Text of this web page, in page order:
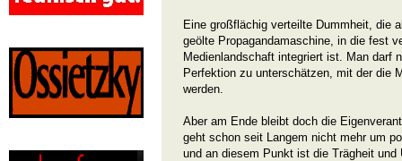
Eine großflächig verteilte Dummheit, die
geölte Propagandamaschine, in die fest
Medienlandschaft integriert ist. Man darf
Perfektion zu unterschätzen, mit der die
werden.
Aber am Ende bleibt doch die
geht schon seit Langem nicht mehr um
und an diesem Punkt ist die Trägheit und